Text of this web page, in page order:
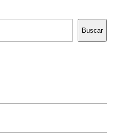
Buscar